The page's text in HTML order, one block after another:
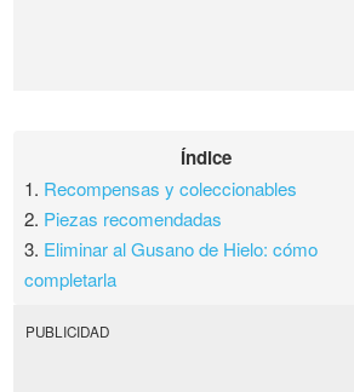
Índice
1. Recompensas y coleccionables
2. Piezas recomendadas
3. Eliminar al Gusano de Hielo: cómo
completarla
PUBLICIDAD